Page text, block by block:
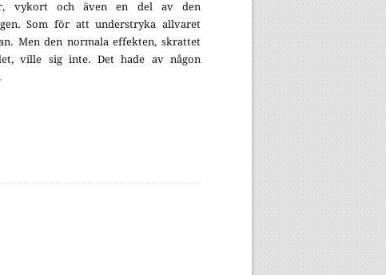
vykort och även en del av den
Som för att understryka allvaret
Men den normala effekten, skrattet
ville sig inte. Det hade av någon